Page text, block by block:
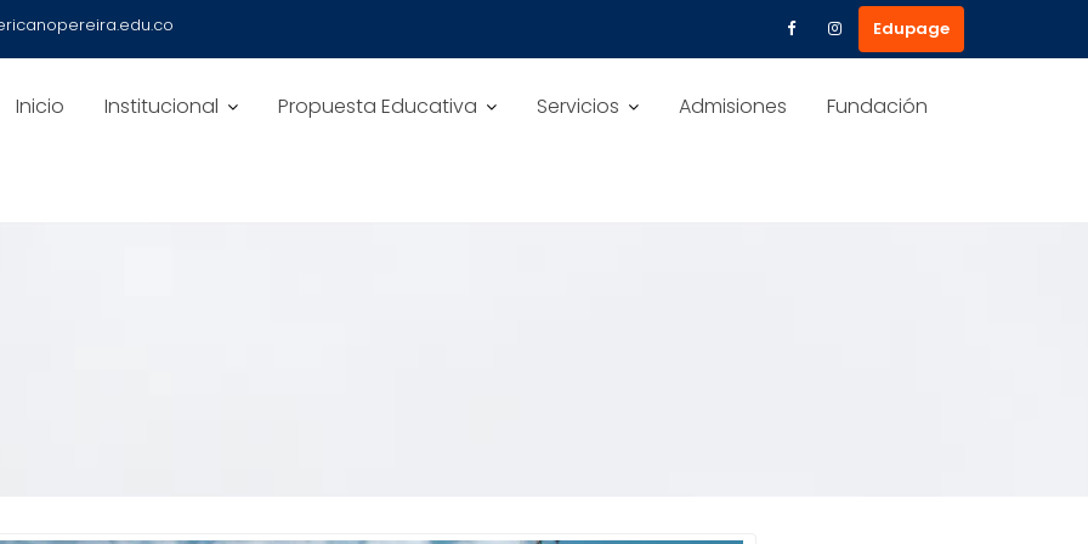
Edupage
Inicio Institucional Propuesta Educativa Servicios Admisiones Fundación